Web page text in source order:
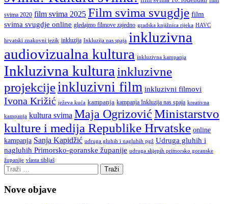
svima 2020 film svima 2025 Film svima svugdje film
svima svugdje online gledajmo filmove zajedno gradska knjižnica rijeka HAVC
hrvatski znakovni jezik inkluzija Inkluzija nas spaja inkluzivna
audiovizualna kultura inkluzivna kampanja
Inkluzivna kultura inkluzivne
projekcijeinkluzivni film inkluzivni filmovi
Ivona Križić ježeva kuća kampanja kampanja Inkluzija nas spaja kreativna
kampanja kultura svima Maja OgrizovićMinistarstvo
kulture i medija Republike Hrvatske online
kampanja Sanja Kapidžić udruga gluhih i nagluhih pgž Udruga gluhih i
nagluhih Primorsko-goranske županije udruga slijepih primorsko goranske
županije vlasta tibljaš
Nove objave